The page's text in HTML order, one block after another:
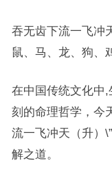
吞无齿下流一飞冲
鼠、马、龙、狗、
在中国传统文化中
刻的命理哲学，今
流一飞冲天（升）
解之道。